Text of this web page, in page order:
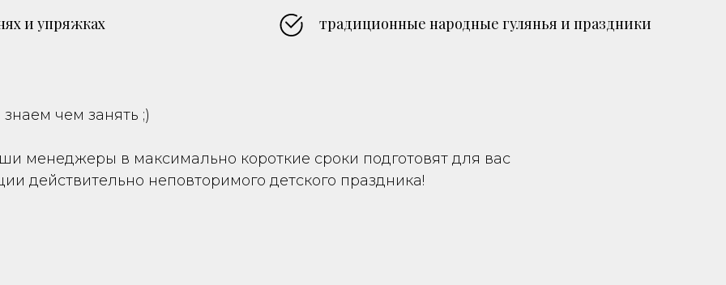
и упряжках традиционные народные гулянья и праздники
чем занять ;)
менеджеры в максимально короткие сроки подготовят для вас
действительно неповторимого детского праздника!